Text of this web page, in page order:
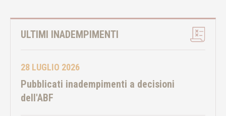
ULTIMI INADEMPIMENTI
28 LUGLIO 2026
Pubblicati inadempimenti a decisioni
dell'ABF